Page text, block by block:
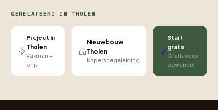
GERELATEERD IN THOLEN
Project in
Tholen
Vakman +
prijs
Nieuwbouw
Tholen
Kopersbegeleiding
✓
Start
gratis
Gratis voor
bewoners